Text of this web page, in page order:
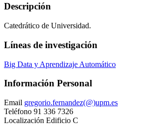
Descripción
Catedrático de Universidad.
Líneas de investigación
Big Data y Aprendizaje Automático
Información Personal
Email gregorio.fernandez(@)upm.es
Teléfono 91 336 7326
Localización Edificio C